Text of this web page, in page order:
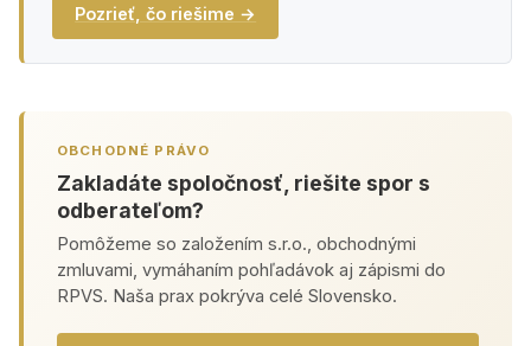
Pozrieť, čo riešime →
OBCHODNÉ PRÁVO
Zakladáte spoločnosť, riešite spor s
odberateľom?
Pomôžeme so založením s.r.o., obchodnými
zmluvami, vymáhaním pohľadávok aj zápismi do
RPVS. Naša prax pokrýva celé Slovensko.